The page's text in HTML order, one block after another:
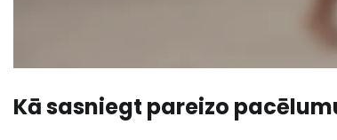
Kā sasniegt pareizo